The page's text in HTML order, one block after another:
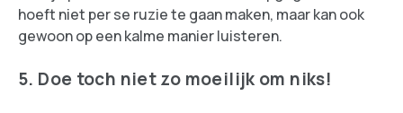
hoeft niet per se ruzie te gaan maken, maar kan ook
gewoon op een kalme manier luisteren.
5. Doe toch niet zo moeilijk om niks!